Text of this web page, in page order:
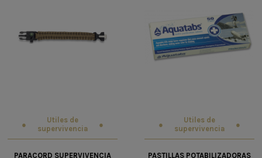
Utiles de
supervivencia
PARACORD SUPERVIVENCIA
Utiles de
supervivencia
PASTILLAS POTABILIZADORAS